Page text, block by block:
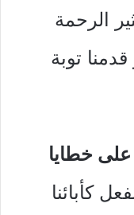
الرحمة
توبة
نجر على خطايا
كأبائنا